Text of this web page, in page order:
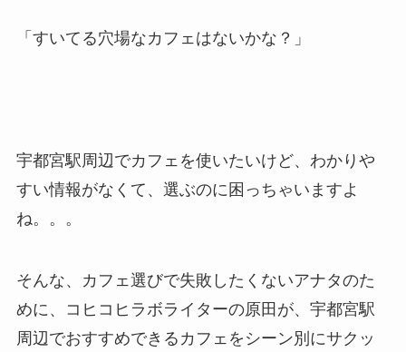
「すいてる穴場なカフェはないかな？」
宇都宮駅周辺でカフェを使いたいけど、わかりや
すい情報がなくて、選ぶのに困っちゃいますよ
ね。。。
そんな、カフェ選びで失敗したくないアナタのた
めに、コヒコヒラボライターの原田が、宇都宮駅
周辺でおすすめできるカフェをシーン別にサクッ